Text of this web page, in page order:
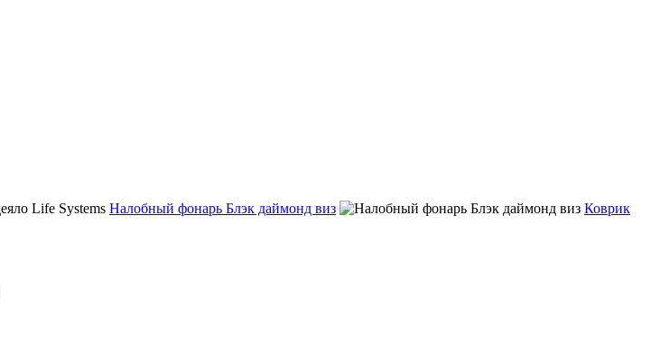
Налобный фонарь Блэк даймонд виз
Коврик